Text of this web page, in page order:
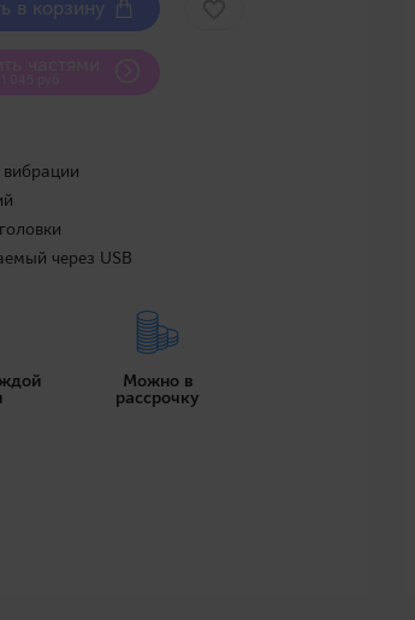
в корзину
через USB
Можно в
рассрочку